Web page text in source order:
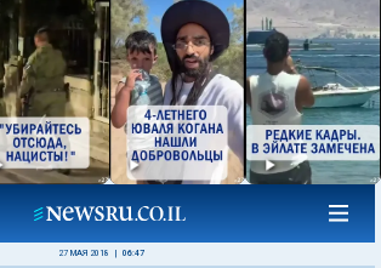
27 МАЯ 2018 06:47